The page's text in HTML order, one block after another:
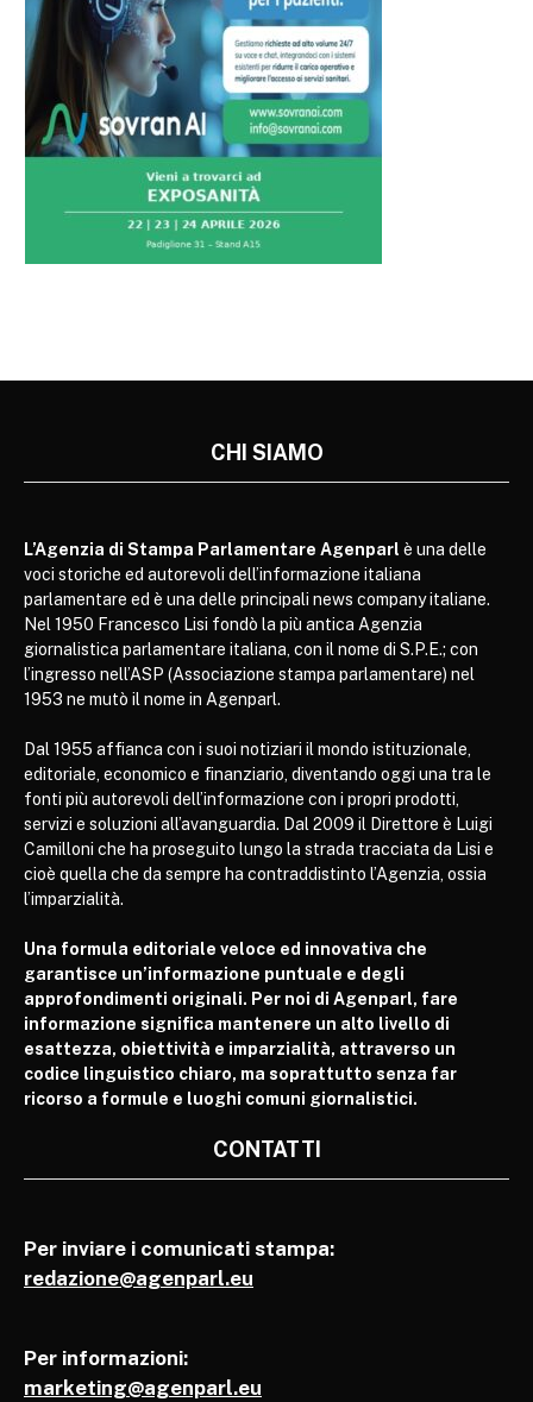
CHI SIAMO
L’Agenzia di Stampa Parlamentare Agenparl è una delle
voci storiche ed autorevoli dell’informazione italiana
parlamentare ed è una delle principali news company italiane.
Nel 1950 Francesco Lisi fondò la più antica Agenzia
giornalistica parlamentare italiana, con il nome di S.P.E.; con
l’ingresso nell’ASP (Associazione stampa parlamentare) nel
1953 ne mutò il nome in Agenparl.
Dal 1955 affianca con i suoi notiziari il mondo istituzionale,
editoriale, economico e finanziario, diventando oggi una tra le
fonti più autorevoli dell’informazione con i propri prodotti,
servizi e soluzioni all’avanguardia. Dal 2009 il Direttore è Luigi
Camilloni che ha proseguito lungo la strada tracciata da Lisi e
cioè quella che da sempre ha contraddistinto l’Agenzia, ossia
l’imparzialità.
Una formula editoriale veloce ed innovativa che
garantisce un’informazione puntuale e degli
approfondimenti originali. Per noi di Agenparl, fare
informazione significa mantenere un alto livello di
esattezza, obiettività e imparzialità, attraverso un
codice linguistico chiaro, ma soprattutto senza far
ricorso a formule e luoghi comuni giornalistici.
CONTATTI
Per inviare i comunicati stampa:
redazione@agenparl.eu
Per informazioni:
marketing@agenparl.eu